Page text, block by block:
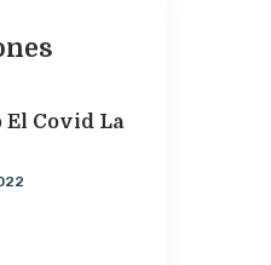
El Covid La